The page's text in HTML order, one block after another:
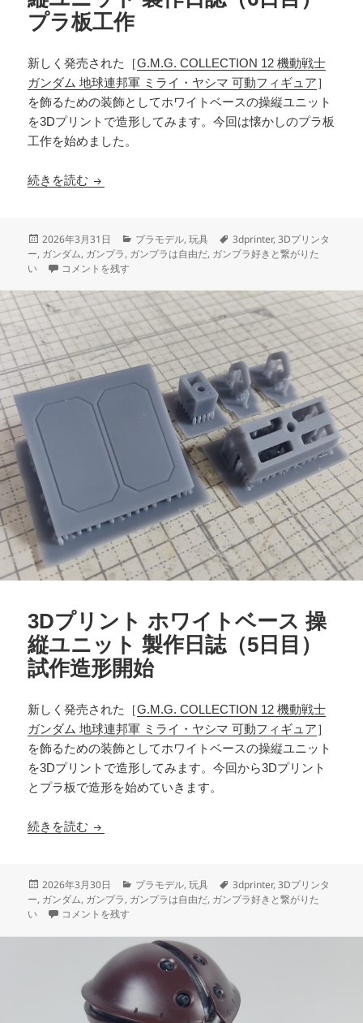
プラ板工作
新しく発売された［G.M.G. COLLECTION 12 機動戦士
ガンダム 地球連邦軍 ミライ・ヤシマ 可動フィギュア］
を飾るための装飾としてホワイトベースの操縦ユニット
を3Dプリントで造形してみます。今回は懐かしのプラ板
工作を始めました。
続きを読む 3Dプリント ホワイトベース 操縦ユニット 製作
投
稿
日:
2026年3月31日
カ
テ
ー
プラモデル,玩具
タ
グ
3dprinter,3Dプリンタ
ー, ガンダム, ガンプラ, ガンプラは自由だ, ガンプラ好きと繋がりた
い
3Dプリント ホワイトベース 操縦ユニット 製作日誌（6日目）プラ板
コメントを残す
3Dプリント ホワイトベース 操
縦ユニット 製作日誌（5日目）
試作造形開始
新しく発売された［G.M.G. COLLECTION 12 機動戦士
ガンダム 地球連邦軍 ミライ・ヤシマ 可動フィギュア］
を飾るための装飾としてホワイトベースの操縦ユニット
を3Dプリントで造形してみます。今回から3Dプリント
とプラ板で造形を始めていきます。
続きを読む 3Dプリント ホワイトベース 操縦ユニット 製作
投
稿
日:
2026年3月30日
カ
テ
ー
プラモデル,玩具
タ
グ
3dprinter,3Dプリンタ
ー, ガンダム, ガンプラ, ガンプラは自由だ, ガンプラ好きと繋がりた
い
3Dプリント ホワイトベース 操縦ユニット 製作日誌（5日目）試作造
コメントを残す